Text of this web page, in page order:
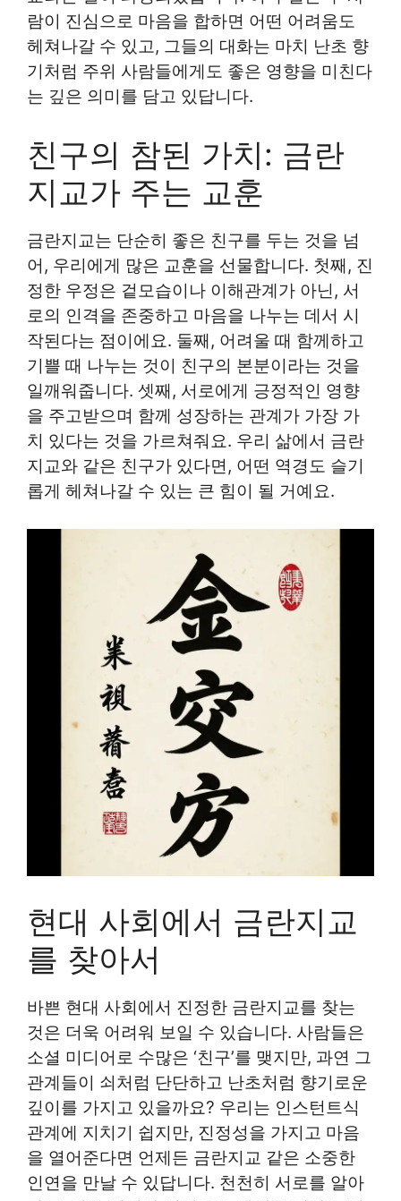
람이 진심으로 마음을 합하면 어떤 어려움도
헤쳐나갈 수 있고, 그들의 대화는 마치 난초 향
기처럼 주위 사람들에게도 좋은 영향을 미친다
는 깊은 의미를 담고 있답니다.
친구의 참된 가치: 금란
지교가 주는 교훈
금란지교는 단순히 좋은 친구를 두는 것을 넘
어, 우리에게 많은 교훈을 선물합니다. 첫째, 진
정한 우정은 겉모습이나 이해관계가 아닌, 서
로의 인격을 존중하고 마음을 나누는 데서 시
작된다는 점이에요. 둘째, 어려울 때 함께하고
기쁠 때 나누는 것이 친구의 본분이라는 것을
일깨워줍니다. 셋째, 서로에게 긍정적인 영향
을 주고받으며 함께 성장하는 관계가 가장 가
치 있다는 것을 가르쳐줘요. 우리 삶에서 금란
지교와 같은 친구가 있다면, 어떤 역경도 슬기
롭게 헤쳐나갈 수 있는 큰 힘이 될 거예요.
현대 사회에서 금란지교
를 찾아서
바쁜 현대 사회에서 진정한 금란지교를 찾는
것은 더욱 어려워 보일 수 있습니다. 사람들은
소셜 미디어로 수많은 ‘친구’를 맺지만, 과연 그
관계들이 쇠처럼 단단하고 난초처럼 향기로운
깊이를 가지고 있을까요? 우리는 인스턴트식
관계에 지치기 쉽지만, 진정성을 가지고 마음
을 열어준다면 언제든 금란지교 같은 소중한
인연을 만날 수 있답니다. 천천히 서로를 알아